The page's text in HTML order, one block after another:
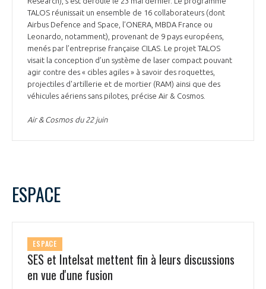
TALOS réunissait un ensemble de 16 collaborateurs (dont
Airbus Defence and Space, l’ONERA, MBDA France ou
Leonardo, notamment), provenant de 9 pays européens,
menés par l’entreprise française CILAS. Le projet TALOS
visait la conception d’un système de laser compact pouvant
agir contre des « cibles agiles » à savoir des roquettes,
projectiles d'artillerie et de mortier (RAM) ainsi que des
véhicules aériens sans pilotes, précise Air & Cosmos.
Air & Cosmos du 22 juin
ESPACE
ESPACE
SES et Intelsat mettent fin à leurs discussions
en vue d'une fusion